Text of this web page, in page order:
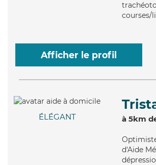
courses/
Afficher le profil
ÉLÉGANT à 5km
d'Aide